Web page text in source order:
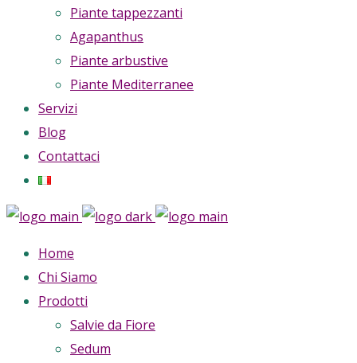
Piante tappezzanti
Agapanthus
Piante arbustive
Piante Mediterranee
Servizi
Blog
Contattaci
Home
Chi Siamo
Prodotti
Salvie da Fiore
Sedum